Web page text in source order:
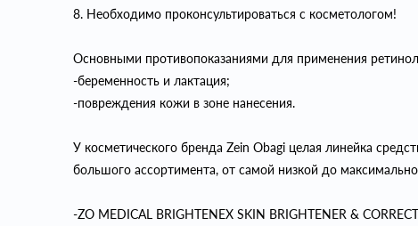
8. Необходимо проконсультироваться с косметологом!
Основными противопоказаниями для применения
-беременность и лактация;
-повреждения кожи в зоне нанесения.
У косметического бренда Zein Obagi целая линейка
большого ассортимента, от самой низкой до
-ZO MEDICAL BRIGHTENEX SKIN BRIGHTENER &